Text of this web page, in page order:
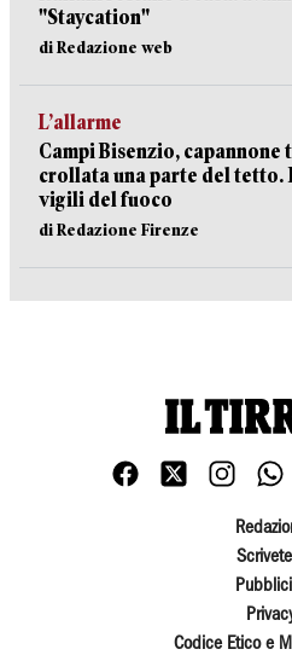
"Staycation"
di Redazione web
L’allarme
Campi Bisenzio, capannone
crollata una parte del tetto.
vigili del fuoco
di Redazione Firenze
Codice Etico e